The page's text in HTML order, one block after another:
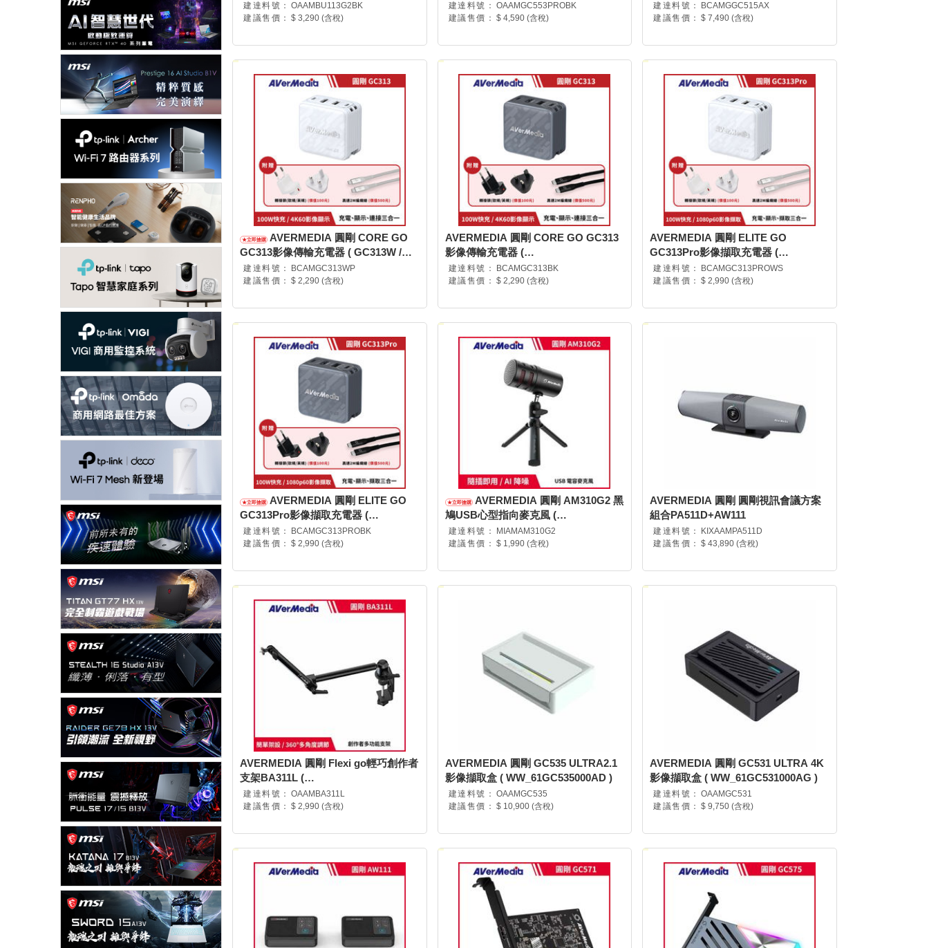
建達料號： OAAMBU113G2BK
建議售價： $ 3,290 (含稅)
61GC553PR0CA )
建達料號： OAAMGC553PROBK
建議售價： $ 4,590 (含稅)
GC515W/61GC515000AX )
建達料號：
BCAMGGC515AX
建議售價： $ 7,490 (含稅)
AVERMEDIA 圓剛 CORE GO
GC313影像傳輸充電器 ( GC313W /
40AAGC313AWP )
建達料號：
BCAMGC313WP
建議售價： $ 2,290 (含稅)
AVERMEDIA 圓剛 CORE GO GC313
影像傳輸充電器 (
GC313/40AAGC313AWN )
建達料號：
BCAMGC313BK
建議售價： $ 2,290 (含稅)
AVERMEDIA 圓剛 ELITE GO
GC313Pro影像擷取充電器 (
GC313ProW /61GC313PROA5 )
建達料號：
BCAMGC313PROWS
建議售價： $ 2,990 (含稅)
AVERMEDIA 圓剛 ELITE GO
GC313Pro影像擷取充電器 (
GC313Pro/61GC313PR0A4 )
建達料號：
BCAMGC313PROBK
建議售價： $ 2,990 (含稅)
AVERMEDIA 圓剛 AM310G2 黑
鳩USB心型指向麥克風 (
40AAAM310AWL )
建達料號：
MIAMAM310G2
建議售價： $ 1,990 (含稅)
AVERMEDIA 圓剛 圓剛視訊會議方案
組合PA511D+AW111
建達料號：
KIXAAMPA511D
建議售價： $ 43,890 (含稅)
AVERMEDIA 圓剛 Flexi go輕巧創作者
支架BA311L (
BA311L/40AABA311AWK )
建達料號： OAAMBA311L
建議售價： $ 2,990 (含稅)
AVERMEDIA 圓剛 GC535 ULTRA2.1
影像擷取盒 ( WW_61GC535000AD )
建達料號： OAAMGC535
建議售價： $ 10,900 (含稅)
AVERMEDIA 圓剛 GC531 ULTRA 4K
影像擷取盒 ( WW_61GC531000AG )
建達料號： OAAMGC531
建議售價： $ 9,750 (含稅)